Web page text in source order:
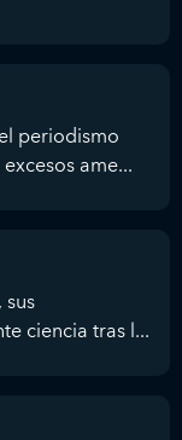
periodismo
ame...
ciencia tras l...